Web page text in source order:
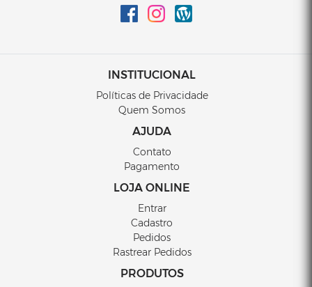
INSTITUCIONAL
Políticas de Privacidade
Quem Somos
AJUDA
Contato
Pagamento
LOJA ONLINE
Entrar
Cadastro
Pedidos
Rastrear Pedidos
PRODUTOS